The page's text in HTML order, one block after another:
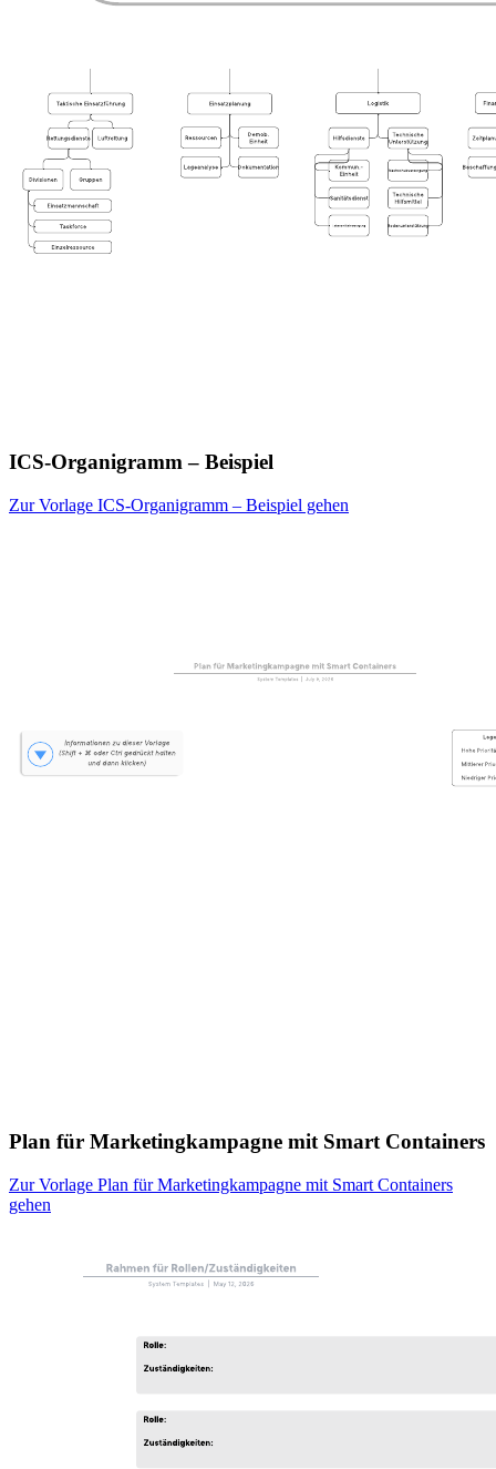
ICS-Organigramm – Beispiel
Zur Vorlage ICS-Organigramm – Beispiel gehen
Plan für Marketingkampagne mit Smart Containers
Zur Vorlage Plan für Marketingkampagne mit Smart Containers
gehen